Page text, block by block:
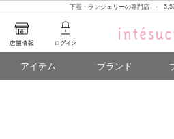
下着・ランジェリーの専門店 -
アイテム ブランド